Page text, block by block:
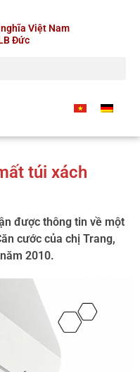
Việt Nam
Đức
túi xách
được thông tin về một
cước của chị Trang,
2010.